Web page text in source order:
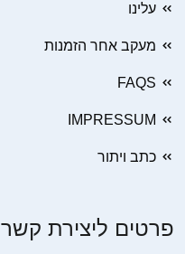
עלינו
מעקב אחר הזמנות
FAQS
IMPRESSUM
כתב ויתור
פרטים ליצירת קשר